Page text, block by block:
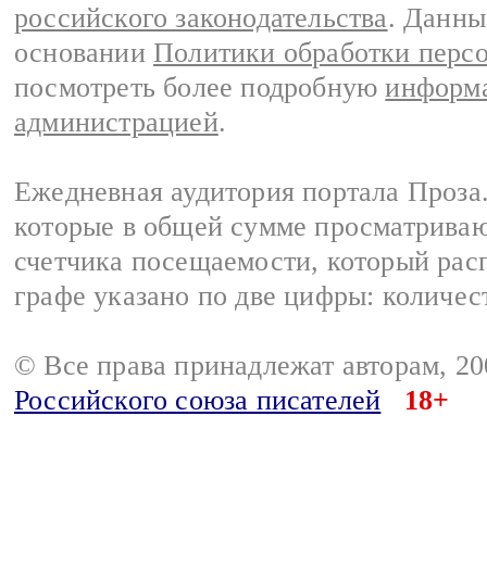
российского законодательства.
основании Политики обработки
посмотреть более подробную
администрацией.
Ежедневная аудитория портала
которые в общей сумме
счетчика посещаемости, который
графе указано по две цифры:
© Все права принадлежат авторам,
Российского союза писателей
18+